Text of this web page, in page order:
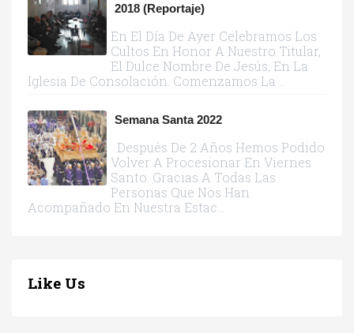
2018 (reportaje)
En El Día De Ayer Celebramos Los
Cultos En Honor A Nuestro Titular,
El Dulce Nombre De Jesús, En La
Iglesia De Consolación. Comenzamos La ...
Semana Santa 2022
Después De 2 Años Hemos Podido
Volver A Procesionar En Viernes
Santo. Gracias A Todas Las
Personas Que Nos Han
Acompañado En Nuestra Estac...
Like Us